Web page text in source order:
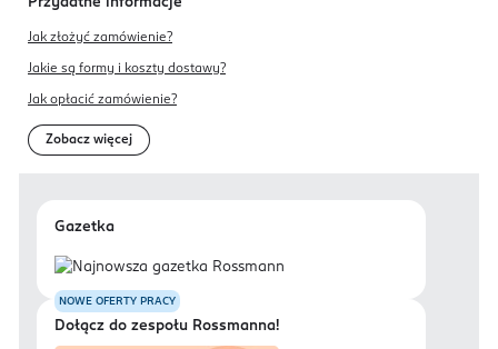
Przydatne informacje
Jak złożyć zamówienie?
Jakie są formy i koszty dostawy?
Jak opłacić zamówienie?
Zobacz więcej
Gazetka
NOWE OFERTY PRACY
Dołącz do zespołu Rossmanna!